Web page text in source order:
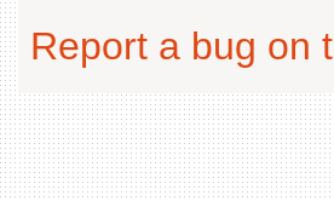
Report a bug on